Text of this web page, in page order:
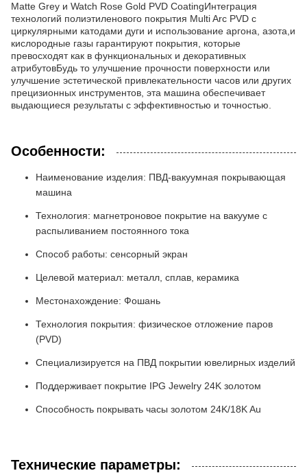
Matte Grey и Watch Rose Gold PVD CoatingИнтеграция
технологий полиэтиленового покрытия Multi Arc PVD с
циркулярными катодами дуги и использование аргона, азота,и
кислородные газы гарантируют покрытия, которые
превосходят как в функциональных и декоративных
атрибутовБудь то улучшение прочности поверхности или
улучшение эстетической привлекательности часов или других
прецизионных инструментов, эта машина обеспечивает
выдающиеся результаты с эффективностью и точностью.
Особенности:
Наименование изделия: ПВД-вакуумная покрывающая
машина
Технология: магнетроновое покрытие на вакууме с
распыливанием постоянного тока
Способ работы: сенсорный экран
Целевой материал: металл, сплав, керамика
Местонахождение: Фошань
Технология покрытия: физическое отложение паров
(PVD)
Специализируется на ПВД покрытии ювелирных изделий
Поддерживает покрытие IPG Jewelry 24K золотом
Способность покрывать часы золотом 24K/18K Au
Технические параметры: